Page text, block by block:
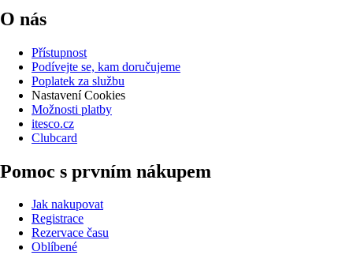
O nás
Přístupnost
Podívejte se, kam doručujeme
Poplatek za službu
Nastavení Cookies
Možnosti platby
itesco.cz
Clubcard
Pomoc s prvním nákupem
Jak nakupovat
Registrace
Rezervace času
Oblíbené